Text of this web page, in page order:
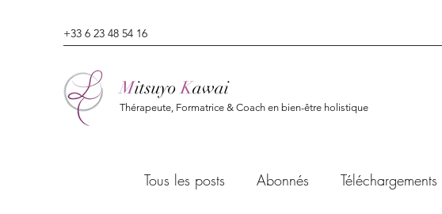
+33 6 23 48 54 16
MitsuyoKawai
Thérapeute, Formatrice & Coach en bien-être holistique
Tous les posts Abonnés Téléchargements